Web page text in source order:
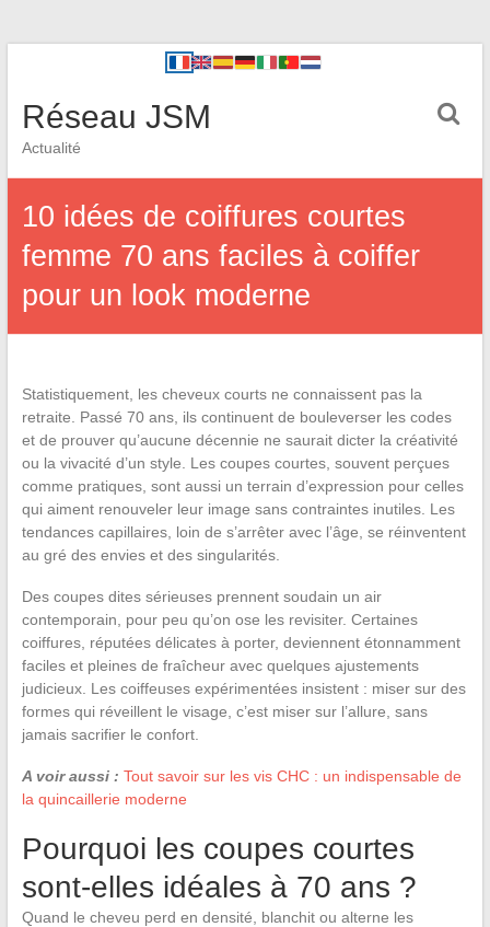
Réseau JSM
Actualité
10 idées de coiffures courtes
femme 70 ans faciles à coiffer
pour un look moderne
Statistiquement, les cheveux courts ne connaissent pas la
retraite. Passé 70 ans, ils continuent de bouleverser les codes
et de prouver qu’aucune décennie ne saurait dicter la créativité
ou la vivacité d’un style. Les coupes courtes, souvent perçues
comme pratiques, sont aussi un terrain d’expression pour celles
qui aiment renouveler leur image sans contraintes inutiles. Les
tendances capillaires, loin de s’arrêter avec l’âge, se réinventent
au gré des envies et des singularités.
Des coupes dites sérieuses prennent soudain un air
contemporain, pour peu qu’on ose les revisiter. Certaines
coiffures, réputées délicates à porter, deviennent étonnamment
faciles et pleines de fraîcheur avec quelques ajustements
judicieux. Les coiffeuses expérimentées insistent : miser sur des
formes qui réveillent le visage, c’est miser sur l’allure, sans
jamais sacrifier le confort.
A voir aussi : Tout savoir sur les vis CHC : un indispensable de
la quincaillerie moderne
Pourquoi les coupes courtes
sont-elles idéales à 70 ans ?
Quand le cheveu perd en densité, blanchit ou alterne les